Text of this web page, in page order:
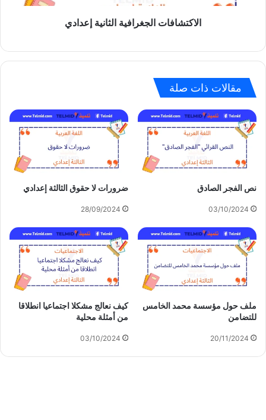
الاكتشافات الجغرافية الثانية إعدادي
مقالات ذات صلة
نص الفجر الصادق
03/10/2024
ضرورات لا حقوق الثالثة إعدادي
28/09/2024
ملف حول مؤسسة محمد الخامس
للتضامن
20/11/2024
كيف نعالج مشكلا اجتماعيا انطلاقا
من أمثلة محلية
03/10/2024